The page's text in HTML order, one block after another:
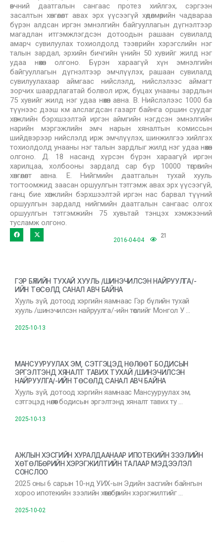
өвчний даатгалын сангаас протез хийлгэх, сэргээн
засалтын хөнгөлөлт авах эрх үүсээгүй хөдөлмөрийн чадвараа
бүрэн алдсан иргэн эмнэлгийн байгууллагын дүгнэлтээр
магадлан итгэмжлэгдсэн дотоодын рашаан сувилалд
амарч сувилуулах тохиолдолд тээврийн хэрэгслийн нэг
талын зардал, эрхийн бичгийн үнийн 50 хувийг жилд нэг
удаа нөхөн олгоно. Бүрэн хараагүй хүн эмнэлгийн
байгууллагын дүгнэлтээр эмчлүүлэх, рашаан сувилалд
сувилуулахаар аймгаас нийслэлд, нийслэлээс аймагт
зорчих шаардлагатай болвол ирж, буцах унааны зардлын
75 хувийг жилд нэг удаа нөхөн авна. В. Нийслэлээс 1000 ба
түүнээс дээш км алслагдсан газарт байнга оршин суудаг
хөгжлийн бэрхшээлтэй иргэн аймгийн нэгдсэн эмнэлгийн
нарийн мэргэжлийн эмч нарын хяналтын комиссын
шийдвэрээр нийслэлд ирж эмчлүүлэх, шинжилгээ хийлгэх
тохиолдолд унааны нэг талын зардлыг жилд нэг удаа нөхөн
олгоно. Д. 18 насанд хүрсэн бүрэн хараагүй иргэн
харилцаа, холбооны зардалд сар бүр 10000 төгрөгийн
хөнгөлөлт авна. Е. Нийгмийн даатгалын тухай хууль
тогтоомжид заасан оршуулгын тэтгэмж авах эрх үүсээгүй,
ганц бие хөгжлийн бэрхшээлтэй иргэн нас барвал түүний
оршуулгын зардалд нийгмийн даатгалын сангаас олгох
оршуулгын тэтгэмжийн 75 хувьтай тэнцэх хэмжээний
тусламж олгоно.
2016-04-04
21
ГЭР БҮЛИЙН ТУХАЙ ХУУЛЬ /ШИНЭЧИЛСЭН НАЙРУУЛГА/-
ИЙН ТӨСӨЛД САНАЛ АВЧ БАЙНА
Хууль зүй, дотоод хэргийн яамнаас Гэр бүлийн тухай
хууль /шинэчилсэн найруулга/-ийн төслийг Монгол У …
2025-10-13
МАНСУУРУУЛАХ ЭМ, СЭТГЭЦЭД НӨЛӨӨТ БОДИСЫН
ЭРГЭЛТЭНД ХЯНАЛТ ТАВИХ ТУХАЙ /ШИНЭЧИЛСЭН
НАЙРУУЛГА/-ИЙН ТӨСӨЛД САНАЛ АВЧ БАЙНА
Хууль зүй, дотоод хэргийн яамнаас Мансууруулах эм,
сэтгэцэд нөлөөт бодисын эргэлтэнд хяналт тавих ту …
2025-10-13
АЖЛЫН ХЭСГИЙН ХУРАЛДААНААР ИПОТЕКИЙН ЗЭЭЛИЙН
ХӨТӨЛБӨРИЙН ХЭРЭГЖИЛТИЙН ТАЛААР МЭДЭЭЛЭЛ
СОНСЛОО
2025 оны 6 сарын 10-нд УИХ-ын Эдийн засгийн байнгын
хороо ипотекийн зээлийн хөтөлбөрийн хэрэгжилтийг …
2025-10-02